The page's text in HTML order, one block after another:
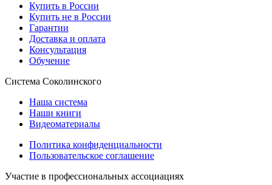
Купить в России
Купить не в России
Гарантии
Доставка и оплата
Консультация
Обучение
Система Соколинского
Наша система
Наши книги
Видеоматериалы
Политика конфиденциальности
Пользовательское соглашение
Участие в профессиональных ассоциациях